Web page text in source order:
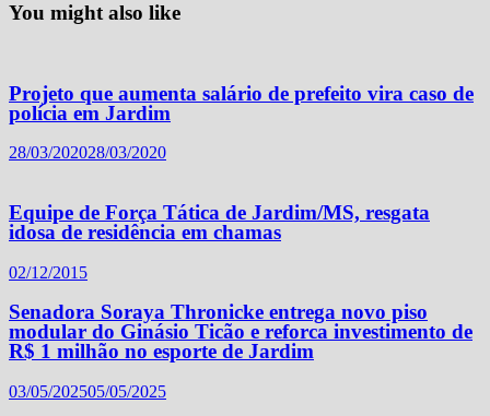
You might also like
Projeto que aumenta salário de prefeito vira caso de
polícia em Jardim
28/03/202028/03/2020
Equipe de Força Tática de Jardim/MS, resgata
idosa de residência em chamas
02/12/2015
Senadora Soraya Thronicke entrega novo piso
modular do Ginásio Ticão e reforca investimento de
R$ 1 milhão no esporte de Jardim
03/05/202505/05/2025